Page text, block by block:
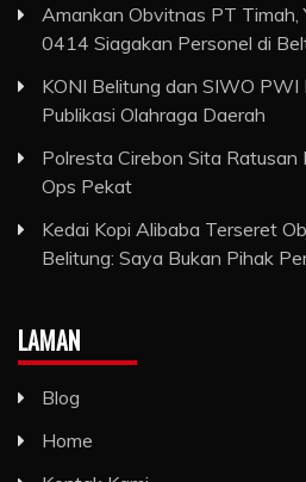
Amankan Obvitnas PT Timah,
0414 Siagakan Personel di
KONI Belitung dan SIWO PWI
Publikasi Olahraga Daerah
Polresta Cirebon Sita Ratusan
Ops Pekat
Kedai Kopi Alibaba Terseret
Belitung: Saya Bukan Pihak
LAMAN
Blog
Home